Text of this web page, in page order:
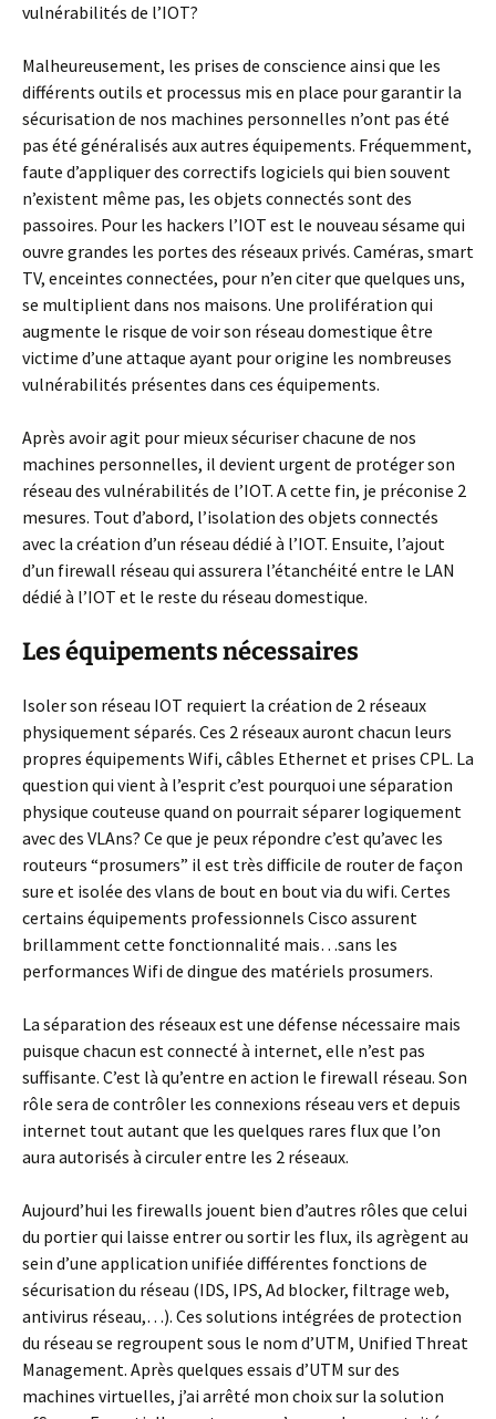
vulnérabilités de l’IOT?
Malheureusement, les prises de conscience ainsi que les
différents outils et processus mis en place pour garantir la
sécurisation de nos machines personnelles n’ont pas été
pas été généralisés aux autres équipements. Fréquemment,
faute d’appliquer des correctifs logiciels qui bien souvent
n’existent même pas, les objets connectés sont des
passoires. Pour les hackers l’IOT est le nouveau sésame qui
ouvre grandes les portes des réseaux privés. Caméras, smart
TV, enceintes connectées, pour n’en citer que quelques uns,
se multiplient dans nos maisons. Une prolifération qui
augmente le risque de voir son réseau domestique être
victime d’une attaque ayant pour origine les nombreuses
vulnérabilités présentes dans ces équipements.
Après avoir agit pour mieux sécuriser chacune de nos
machines personnelles, il devient urgent de protéger son
réseau des vulnérabilités de l’IOT. A cette fin, je préconise 2
mesures. Tout d’abord, l’isolation des objets connectés
avec la création d’un réseau dédié à l’IOT. Ensuite, l’ajout
d’un firewall réseau qui assurera l’étanchéité entre le LAN
dédié à l’IOT et le reste du réseau domestique.
Les équipements nécessaires
Isoler son réseau IOT requiert la création de 2 réseaux
physiquement séparés. Ces 2 réseaux auront chacun leurs
propres équipements Wifi, câbles Ethernet et prises CPL. La
question qui vient à l’esprit c’est pourquoi une séparation
physique couteuse quand on pourrait séparer logiquement
avec des VLAns? Ce que je peux répondre c’est qu’avec les
routeurs “prosumers” il est très difficile de router de façon
sure et isolée des vlans de bout en bout via du wifi. Certes
certains équipements professionnels Cisco assurent
brillamment cette fonctionnalité mais…sans les
performances Wifi de dingue des matériels prosumers.
La séparation des réseaux est une défense nécessaire mais
puisque chacun est connecté à internet, elle n’est pas
suffisante. C’est là qu’entre en action le firewall réseau. Son
rôle sera de contrôler les connexions réseau vers et depuis
internet tout autant que les quelques rares flux que l’on
aura autorisés à circuler entre les 2 réseaux.
Aujourd’hui les firewalls jouent bien d’autres rôles que celui
du portier qui laisse entrer ou sortir les flux, ils agrègent au
sein d’une application unifiée différentes fonctions de
sécurisation du réseau (IDS, IPS, Ad blocker, filtrage web,
antivirus réseau,…). Ces solutions intégrées de protection
du réseau se regroupent sous le nom d’UTM, Unified Threat
Management. Après quelques essais d’UTM sur des
machines virtuelles, j’ai arrêté mon choix sur la solution